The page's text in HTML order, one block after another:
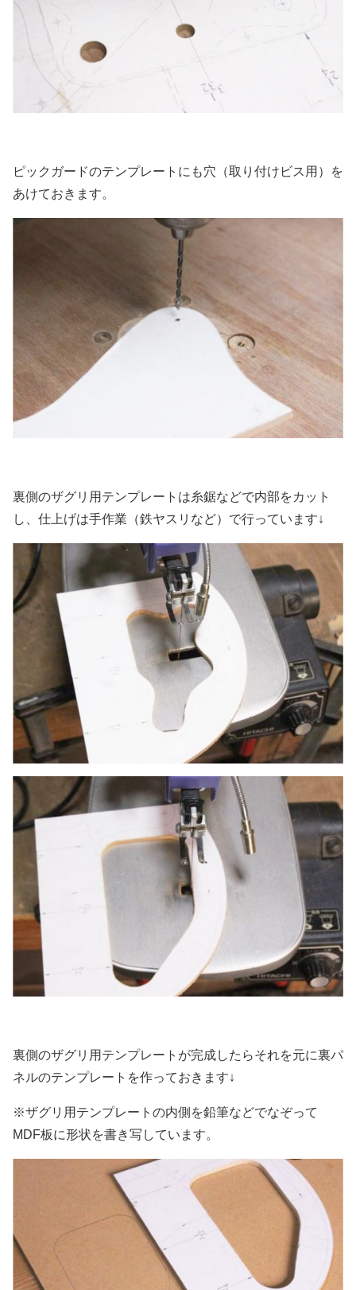
ピックガードのテンプレートにも穴（取り付けビス用）を
あけておきます。
裏側のザグリ用テンプレートは糸鋸などで内部をカット
し、仕上げは手作業（鉄ヤスリなど）で行っています↓
裏側のザグリ用テンプレートが完成したらそれを元に裏パ
ネルのテンプレートを作っておきます↓
※ザグリ用テンプレートの内側を鉛筆などでなぞって
MDF板に形状を書き写しています。